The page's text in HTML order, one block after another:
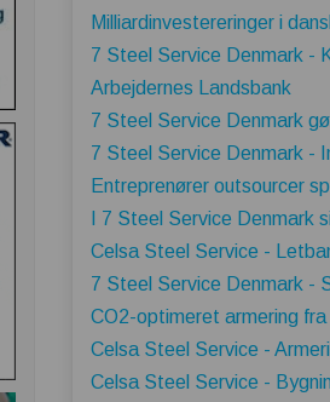
Milliardinvestereringer i
7 Steel Service Denmark -
Arbejdernes Landsbank
7 Steel Service Denmark
7 Steel Service Denmark -
Entreprenører outsourcer
I 7 Steel Service Denmark
Celsa Steel Service -
7 Steel Service Denmark -
CO2-optimeret armering
Celsa Steel Service -
Celsa Steel Service -